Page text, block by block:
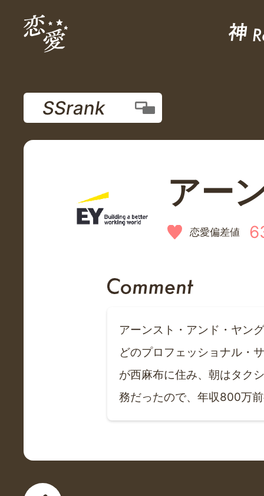
アー
恋愛偏差値
SSrank
アーンスト・アンド・ヤン
どのプロフェッショナル・
が西麻布に住み、朝はタク
務だったので、年収800万